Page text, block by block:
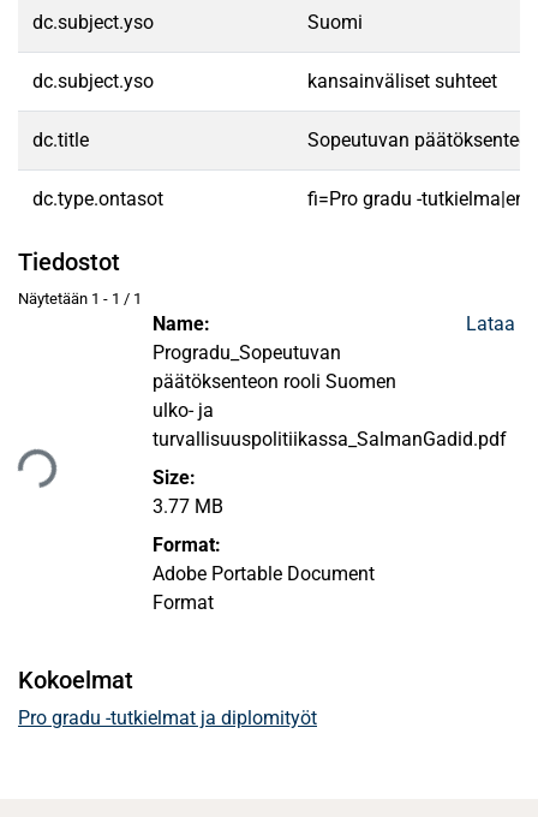
dc.subject.yso Suomi
dc.subject.yso kansainväliset suhteet
dc.title Sopeutuvan
dc.type.ontasot fi=Pro gradu -
Tiedostot
Näytetään 1 - 1 / 1
Name:
Progradu_Sopeutuvan
päätöksenteon rooli Suomen
ulko- ja
turvallisuuspolitiikassa_SalmanGadid.pdf
Size:
3.77 MB
Format:
Adobe Portable Document
Format
Lataa
Kokoelmat
Pro gradu -tutkielmat ja diplomityöt